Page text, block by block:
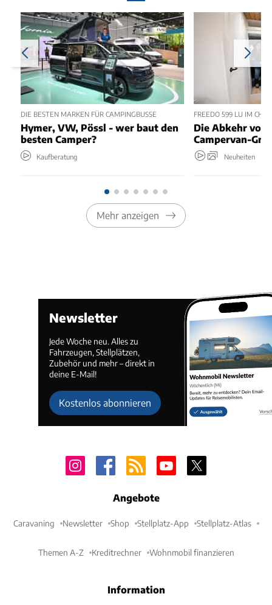
DIE BESTEN MARKEN FÜR CAMPINGBUSSE
Hymer, VW, Pössl - wer baut den
besten Camper?
Kaufberatung
FREEDO 599 LU IM
Die Abkehr
Campervan-
Neuheiten
Mehr anzeigen
Newsletter
Jede Woche neu. Alles zu
Fahrzeugen, Stellplätzen,
Zubehör und mehr – direkt in
deine E-Mail!
Kostenlos abonnieren
Angebote
Caravaning Newsletter Shop Stellplatz-App Stellplatz-Atlas
Themen A-Z Kreditrechner Wohnmobil finanzieren
Information